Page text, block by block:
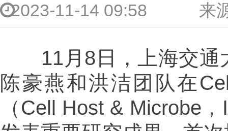
2023-11-14 09:58 来源
11月8日，上海交通
陈豪燕和洪洁团队在
（Cell Host & Microbe